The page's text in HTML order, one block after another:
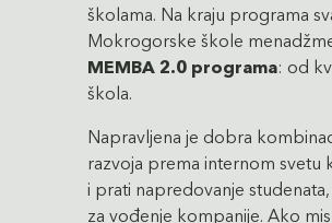
školama. Na kraju programa
Mokrogorske škole
MEMBA 2.0 programa: od
škola.
Napravljena je dobra
razvoja prema internom svetu
i prati napredovanje
za vođenje kompanije. Ako